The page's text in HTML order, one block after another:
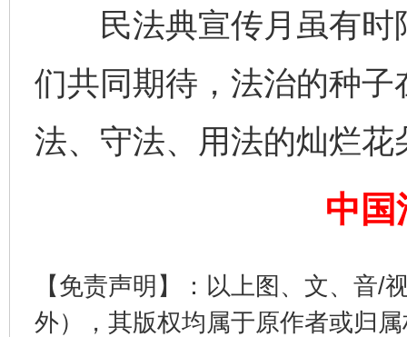
民法典宣传月虽有时
们共同期待，法治的种
法、守法、用法的灿烂花
中国
【免责声明】：以上图、文、音/
外），其版权均属于原作者或归
完善运行机制助力责任有效落实 一纸欠